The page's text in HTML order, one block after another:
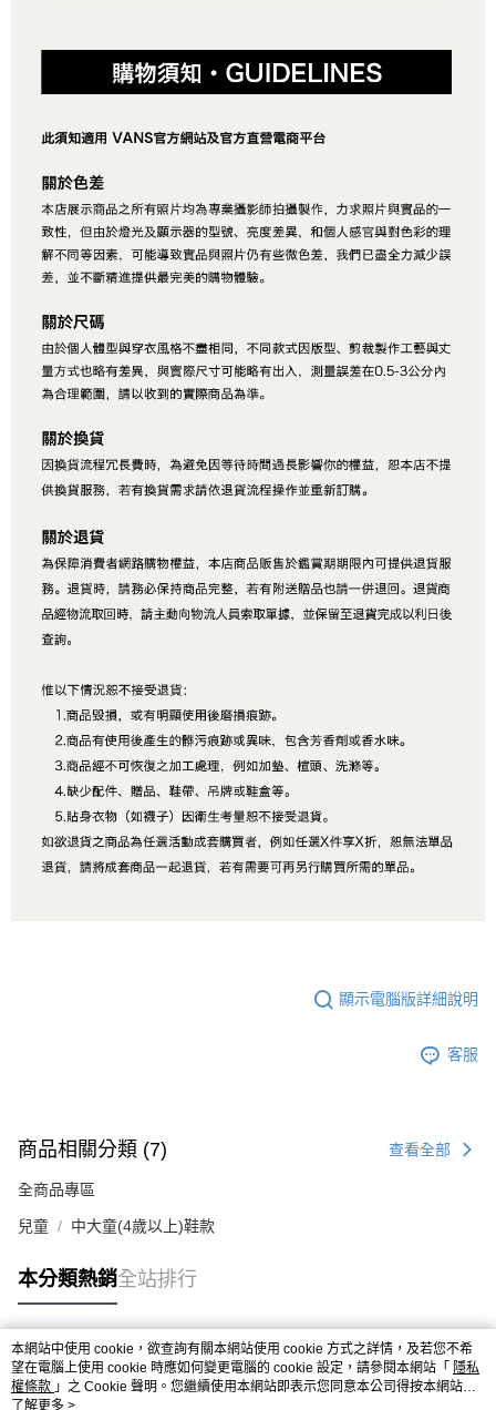
顯示電腦版詳細說明
客服
商品相關分類 (7) 查看全部
全商品專區
兒童 中大童(4歲以上)鞋款
本分類熱銷全站排行
熱門標籤
本網站中使用 cookie，欲查詢有關本網站使用 cookie 方式之詳情，及若您不希
望在電腦上使用 cookie 時應如何變更電腦的 cookie 設定，請參閱本網站「 隱私
權條款 」之 Cookie 聲明。您繼續使用本網站即表示您同意本公司得按本網站使
用條款之 Cookie 聲明使用 cookie。
了解更多 >